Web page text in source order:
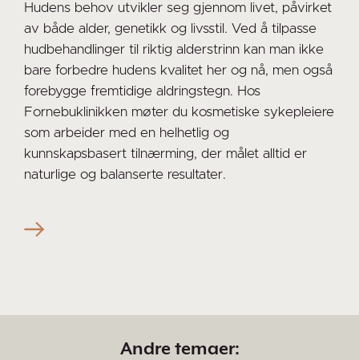
Hudens behov utvikler seg gjennom livet, påvirket
av både alder, genetikk og livsstil. Ved å tilpasse
hudbehandlinger til riktig alderstrinn kan man ikke
bare forbedre hudens kvalitet her og nå, men også
forebygge fremtidige aldringstegn. Hos
Fornebuklinikken møter du kosmetiske sykepleiere
som arbeider med en helhetlig og
kunnskapsbasert tilnærming, der målet alltid er
naturlige og balanserte resultater.
Andre temaer: